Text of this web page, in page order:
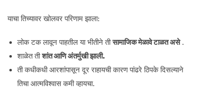
याचा तिच्यावर खोलवर परिणाम झाला:
लोक टक लावून पाहतील या भीतीने तीसामाजिक मेळावे टाळत असे.
शाळेत तीशांत आणि अंतर्मुखी झाली.
ती कधीकधी आरशांपासून दूर राहायची कारण पांढरे ठिपके दिसल्याने
तिचा आत्मविश्वास कमी व्हायचा.